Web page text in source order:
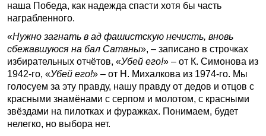
наша Победа, как надежда спасти хотя бы часть
награбленного.
«Нужно загнать в ад фашистскую нечисть, вновь
сбежавшуюся на бал Сатаны», – записано в строчках
избирательных отчётов, «Убей его!» – от К. Симонова из
1942-го, «Убей его!» – от Н. Михалкова из 1974-го. Мы
голосуем за эту правду, нашу правду от дедов и отцов с
красными знамёнами с серпом и молотом, с красными
звёздами на пилотках и фуражках. Понимаем, будет
нелегко, но выбора нет.